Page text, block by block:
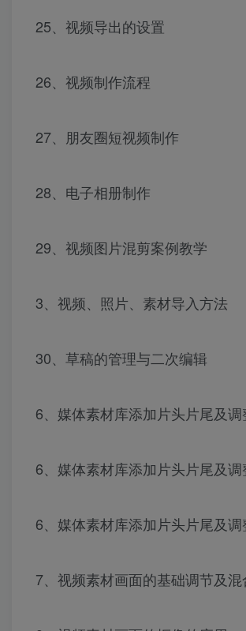
25、视频导出的设置
26、视频制作流程
27、朋友圈短视频制作
28、电子相册制作
29、视频图片混剪案例教学
3、视频、照片、素材导入方法
30、草稿的管理与二次编辑
6、媒体素材库添加片头片尾及
6、媒体素材库添加片头片尾及
6、媒体素材库添加片头片尾及
7、视频素材画面的基础调节及混